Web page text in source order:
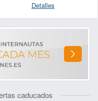
Detalles
caducados